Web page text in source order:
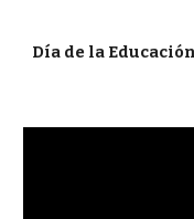
Día de la